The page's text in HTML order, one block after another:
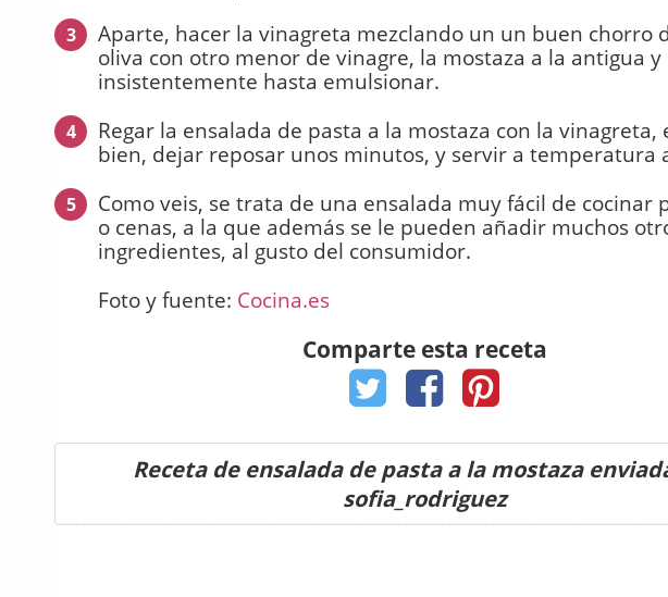
3
Aparte, hacer la vinagreta mezclando un un buen chorro
oliva con otro menor de vinagre, la mostaza a la antigua y
insistentemente hasta emulsionar.
4
Regar la ensalada de pasta a la mostaza con la vinagreta,
bien, dejar reposar unos minutos, y servir a temperatura
5
Como veis, se trata de una ensalada muy fácil de cocinar
o cenas, a la que además se le pueden añadir muchos
ingredientes, al gusto del consumidor.
Foto y fuente: Cocina.es
Comparte esta receta
Receta de ensalada de pasta a la mostaza
sofia_rodriguez